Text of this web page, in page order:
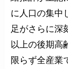
に人口の集中
足がさらに深
以上の後期高
限らず全産業